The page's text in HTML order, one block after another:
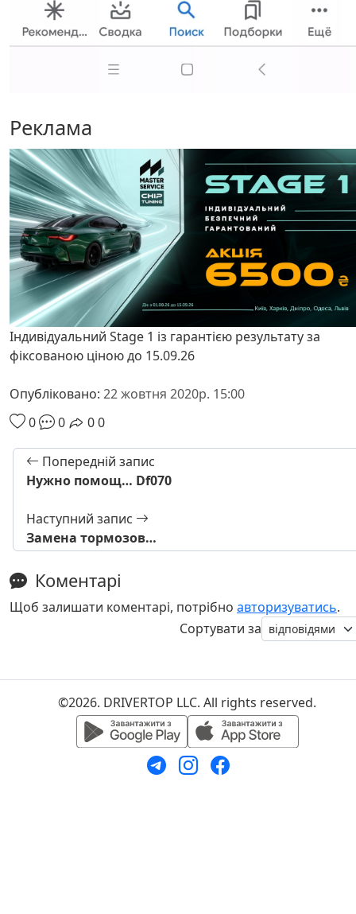
Реклама
Індивідуальний Stage 1 із гарантією результату за
фіксованою ціною до 15.09.26
Опубліковано: 22 жовтня 2020р. 15:00
0
0 00
Попередній запис
Нужно помощ… Df070
Наступний запис
Замена тормозов…
Коментарі
Щоб залишати коментарі, потрібно авторизуватись.
Сортувати за
©2026. DRIVERTOP LLC. All rights reserved.